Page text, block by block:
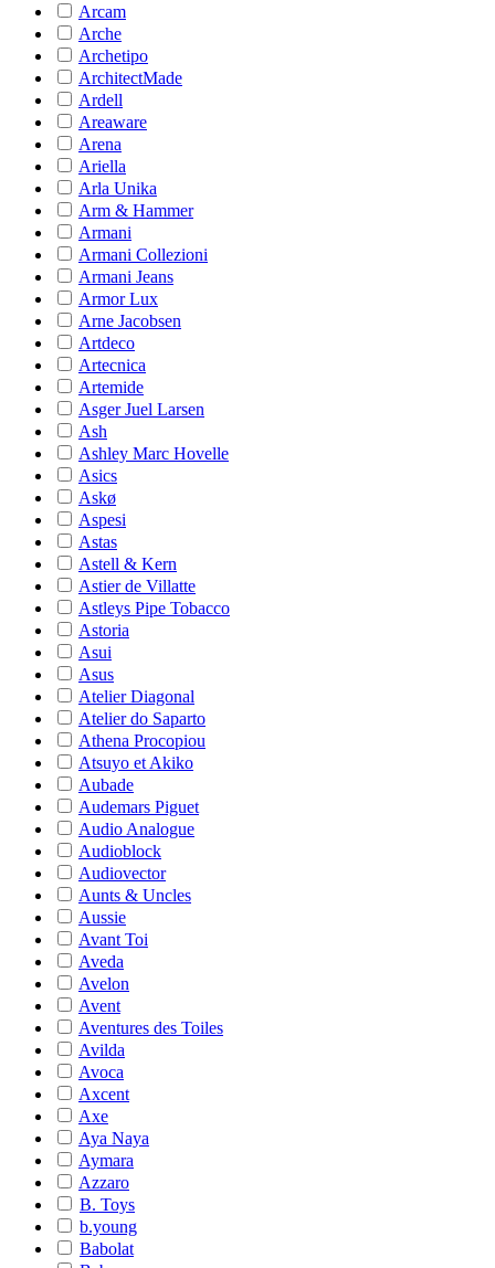
Arcam
Arche
Archetipo
ArchitectMade
Ardell
Areaware
Arena
Ariella
Arla Unika
Arm & Hammer
Armani
Armani Collezioni
Armani Jeans
Armor Lux
Arne Jacobsen
Artdeco
Artecnica
Artemide
Asger Juel Larsen
Ash
Ashley Marc Hovelle
Asics
Askø
Aspesi
Astas
Astell & Kern
Astier de Villatte
Astleys Pipe Tobacco
Astoria
Asui
Asus
Atelier Diagonal
Atelier do Saparto
Athena Procopiou
Atsuyo et Akiko
Aubade
Audemars Piguet
Audio Analogue
Audioblock
Audiovector
Aunts & Uncles
Aussie
Avant Toi
Aveda
Avelon
Avent
Aventures des Toiles
Avilda
Avoca
Axcent
Axe
Aya Naya
Aymara
Azzaro
B. Toys
b.young
Babolat